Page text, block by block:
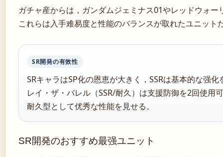
ガチャ産からは，ガンダムジェミナス01やレッドウォ
これらは入手难易度と性能のバランスが取れたユニット
SR開発の有效性
SRキャラはSP化の恩恵が大きく，SSRは基本的な强
レイ・ザ・バレル（SSR/耐久）は支援防御を2回使用
耐久型として优秀な性能を見せる。
SR開発のおすすめ最强ユニット